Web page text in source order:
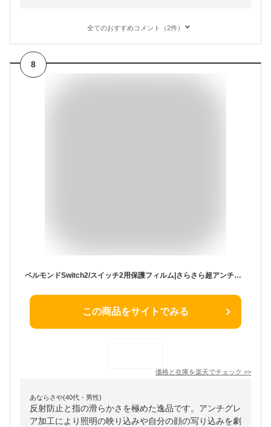
全てのおすすめコメント（2件）
8
ベルモンドSwitch2/スイッチ2用保護フィルム|さらさら超アンチグレア超反射防止ブルーライトカット抗菌指紋防止ノングレア映り込み防止|スイッチスウィッチツー画面保護フィルム|簡単に…
この商品をサイトでみる
価格と在庫を楽天でチェック >>
あならさや(40代・男性)
反射防止と指の滑らかさを極めた逸品です。アンチグレ
ア加工により照明の映り込みや自分の顔の写り込みを劇